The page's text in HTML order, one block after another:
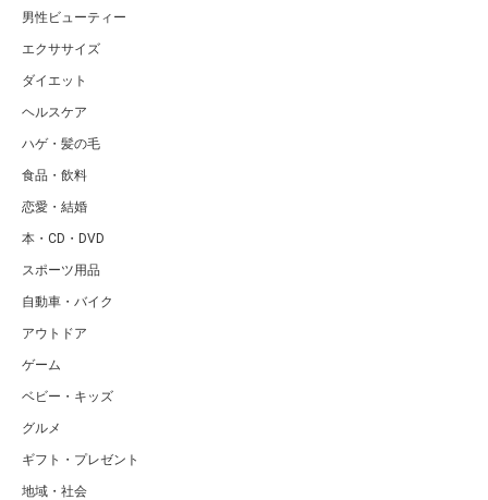
男性ビューティー
エクササイズ
ダイエット
ヘルスケア
ハゲ・髪の毛
食品・飲料
恋愛・結婚
本・CD・DVD
スポーツ用品
自動車・バイク
アウトドア
ゲーム
ベビー・キッズ
グルメ
ギフト・プレゼント
地域・社会